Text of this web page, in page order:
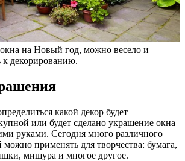
на Новый год, можно весело и
к декорированию.
какой декор будет
или будет сделано украшение окна
руками. Сегодня много различного
можно применять для творчества: бумага,
мишура и многое другое.